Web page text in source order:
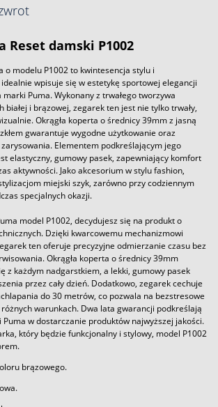
Reset damski P1002
o modelu P1002 to kwintesencja stylu i
wpisuje się w estetykę sportowej elegancji
Puma. Wykonany z trwałego tworzywa
białej i brązowej, zegarek ten jest nie tylko trwały,
Okrągła koperta o średnicy 39mm z jasną
gwarantuje wygodne użytkowanie oraz
Elementem podkreślającym jego
elastyczny, gumowy pasek, zapewniający komfort
aktywności. Jako akcesorium w stylu fashion,
miejski szyk, zarówno przy codziennym
specjalnych okazji.
model P1002, decydujesz się na produkt o
Dzięki kwarcowemu mechanizmowi
ten oferuje precyzyjne odmierzanie czasu bez
Okrągła koperta o średnicy 39mm
z każdym nadgarstkiem, a lekki, gumowy pasek
przez cały dzień. Dodatkowo, zegarek cechuje
do 30 metrów, co pozwala na bezstresowe
warunkach. Dwa lata gwarancji podkreślają
w dostarczanie produktów najwyższej jakości.
który będzie funkcjonalny i stylowy, model P1002
brązowego.